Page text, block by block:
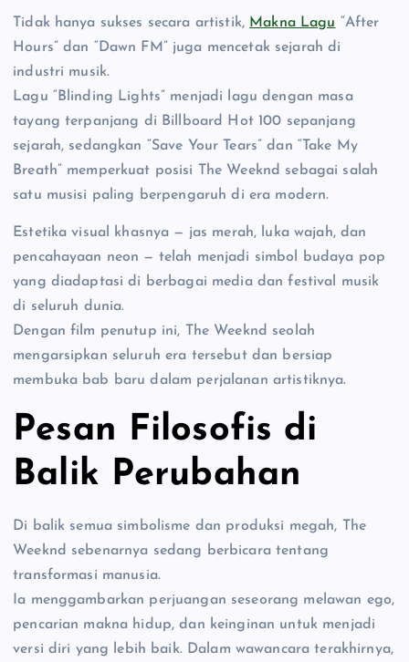
Tidak hanya sukses secara artistik, Makna Lagu “After
Hours” dan “Dawn FM” juga mencetak sejarah di
industri musik.
Lagu “Blinding Lights” menjadi lagu dengan masa
tayang terpanjang di Billboard Hot 100 sepanjang
sejarah, sedangkan “Save Your Tears” dan “Take My
Breath” memperkuat posisi The Weeknd sebagai salah
satu musisi paling berpengaruh di era modern.
Estetika visual khasnya — jas merah, luka wajah, dan
pencahayaan neon — telah menjadi simbol budaya pop
yang diadaptasi di berbagai media dan festival musik
di seluruh dunia.
Dengan film penutup ini, The Weeknd seolah
mengarsipkan seluruh era tersebut dan bersiap
membuka bab baru dalam perjalanan artistiknya.
Pesan Filosofis di
Balik Perubahan
Di balik semua simbolisme dan produksi megah, The
Weeknd sebenarnya sedang berbicara tentang
transformasi manusia.
Ia menggambarkan perjuangan seseorang melawan ego,
pencarian makna hidup, dan keinginan untuk menjadi
versi diri yang lebih baik. Dalam wawancara terakhirnya,